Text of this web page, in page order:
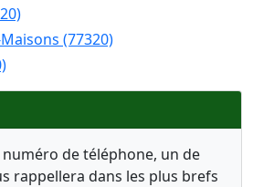
(77320)
de téléphone, un de
rappellera dans les plus brefs